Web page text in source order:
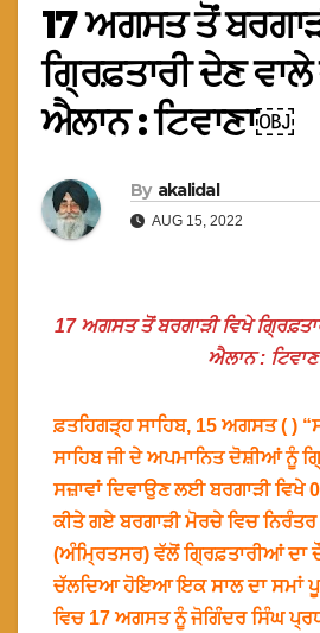
17 ਅਗਸਤ ਤੋਂ
ਗ੍ਰਿਫ਼ਤਾਰੀ ਦੇਣ
ਐਲਾਨ : ਟਿਵਾਣਾ￼
By akalidal
AUG 15, 2022
17 ਅਗਸਤ ਤੋਂ ਬਰਗਾੜੀ ਵਿਖੇ
ਐਲਾਨ :
ਫ਼ਤਹਿਗੜ੍ਹ ਸਾਹਿਬ, 15 ਅਗਸਤ ( )
ਸਾਹਿਬ ਜੀ ਦੇ ਅਪਮਾਨਿਤ ਦੋਸ਼ੀਆਂ ਨੂੰ
ਸਜ਼ਾਵਾਂ ਦਿਵਾਉਣ ਲਈ ਬਰਗਾੜੀ ਵਿਖੇ
ਕੀਤੇ ਗਏ ਬਰਗਾੜੀ ਮੋਰਚੇ ਵਿਚ
(ਅੰਮ੍ਰਿਤਸਰ) ਵੱਲੋਂ ਗ੍ਰਿਫ਼ਤਾਰੀਆਂ ਦਾ
ਚੱਲਦਿਆ ਹੋਇਆ ਇਕ ਸਾਲ ਦਾ ਸਮਾਂ
ਵਿਚ 17 ਅਗਸਤ ਨੂੰ ਜੋਗਿੰਦਰ ਸਿੰਘ